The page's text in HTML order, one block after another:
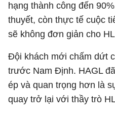
hạng thành công đến
thuyết, còn thực tế cuộc
sẽ không đơn giản cho
Đội khách mới chấm dứt
trước Nam Định. HAGL
ép và quan trọng hơn là
quay trở lại với thầy trò